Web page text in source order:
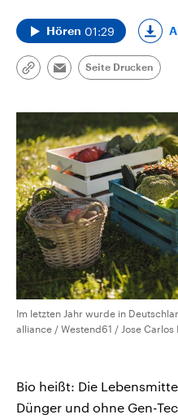
Hören 01:29
Link
Email
Seite Drucken
Im letzten Jahr wurde in
alliance / Westend61 / Jose Carlos
Bio heißt: Die
Dünger und ohne Gen-